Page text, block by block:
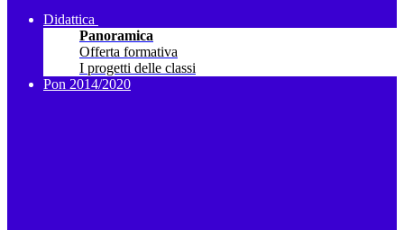
Didattica
Panoramica
Offerta formativa
I progetti delle classi
Pon 2014/2020